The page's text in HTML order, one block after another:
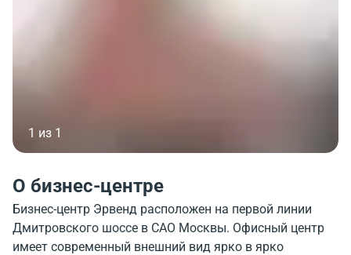
1 из 1
О бизнес-центре
Бизнес-центр Эрвенд расположен на первой линии
Дмитровского шоссе в САО Москвы. Офисный центр
имеет современный внешний вид ярко в ярко